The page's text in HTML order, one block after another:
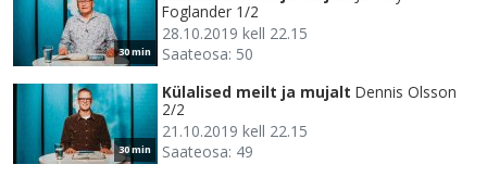
30 min
Foglander 1/2
28.10.2019 kell 22.15
Saateosa: 50
30 min
Külalised meilt ja mujalt Dennis Olsson
2/2
21.10.2019 kell 22.15
Saateosa: 49